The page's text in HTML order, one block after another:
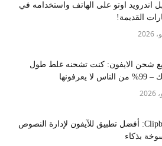
اندرويد اوتو على الهاتف واستخدامه في
القديمة!
شحن الايفون: كنت تشحنه غلط طول
لا يعرفونها
Clipboard: أفضل تطبيق للآيفون لإدارة النصوص
بذكاء